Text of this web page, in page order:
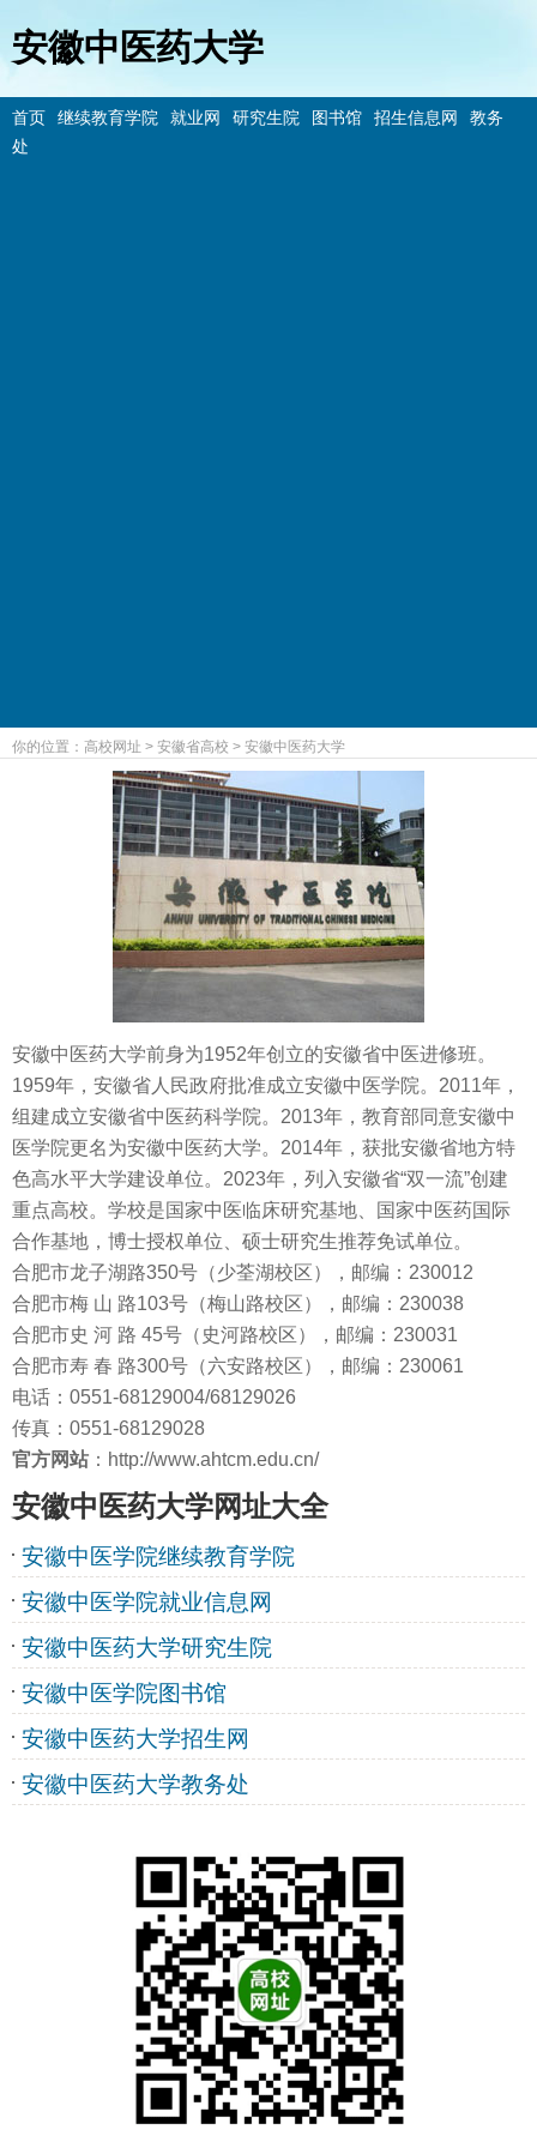
安徽中医药大学
首页 继续教育学院 就业网 研究生院 图书馆 招生信息网
教务
处
你的位置： 高校网址 > 安徽省高校 > 安徽中医药大学
安徽中医药大学前身为1952年创立的安徽省中医进修班。
1959年，安徽省人民政府批准成立安徽中医学院。2011年，
组建成立安徽省中医药科学院。2013年，教育部同意安徽中
医学院更名为安徽中医药大学。2014年，获批安徽省地方特
色高水平大学建设单位。2023年，列入安徽省“双一流”创建
重点高校。学校是国家中医临床研究基地、国家中医药国际
合作基地，博士授权单位、硕士研究生推荐免试单位。
合肥市龙子湖路350号（少荃湖校区），邮编：230012
合肥市梅 山 路103号（梅山路校区），邮编：230038
合肥市史 河 路 45号（史河路校区），邮编：230031
合肥市寿 春 路300号（六安路校区），邮编：230061
电话：0551-68129004/68129026
传真：0551-68129028
官方网站 ：http://www.ahtcm.edu.cn/
安徽中医药大学网址大全
安徽中医学院继续教育学院
安徽中医学院就业信息网
安徽中医药大学研究生院
安徽中医学院图书馆
安徽中医药大学招生网
安徽中医药大学教务处